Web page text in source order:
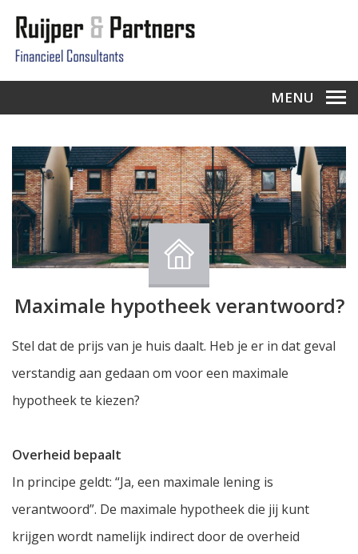
MENU
Maximale hypotheek verantwoord?
Stel dat de prijs van je huis daalt. Heb je er in dat geval
verstandig aan gedaan om voor een maximale
hypotheek te kiezen?
Overheid bepaalt
In principe geldt: “Ja, een maximale lening is
verantwoord”. De maximale hypotheek die jij kunt
krijgen wordt namelijk indirect door de overheid